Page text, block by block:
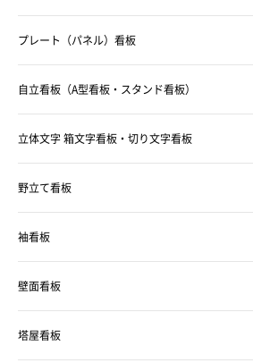
プレート（パネル）看板
自立看板（A型看板・スタンド看板）
立体文字 箱文字看板・切り文字看板
野立て看板
袖看板
壁面看板
塔屋看板